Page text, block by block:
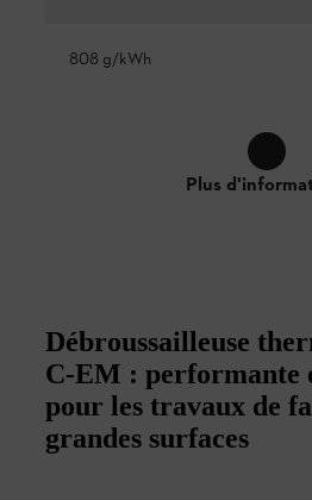
808 g/kWh
Plus
Débroussailleuse
C-EM : performante
pour les travaux de
grandes surfaces